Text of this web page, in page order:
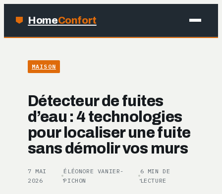
HomeConfort
JARDINAGE
DÉCO
MAISON
Détecteur de fuites
d’eau : 4 technologies
pour localiser une fuite
sans démolir vos murs
7 MAI
2026
·
ÉLÉONORE VANIER-
PICHON
·
6 MIN DE
LECTURE